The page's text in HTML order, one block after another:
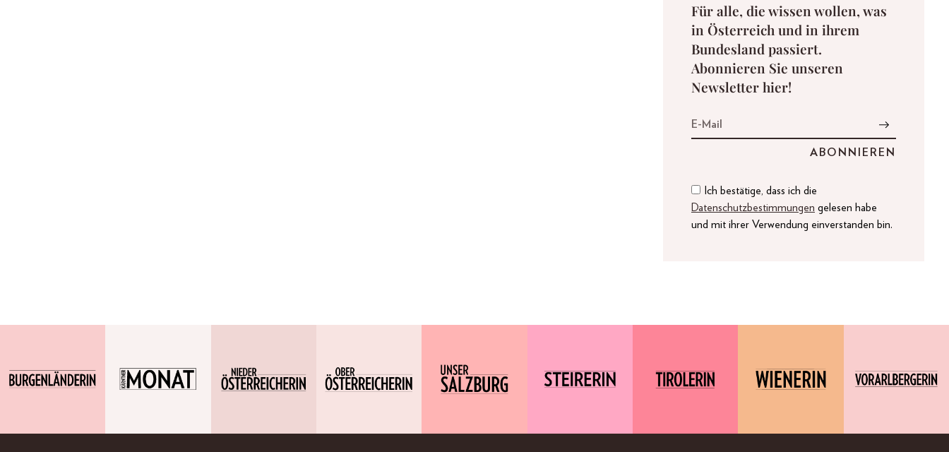
Für alle, die wissen wollen, was
in Österreich und in ihrem
Bundesland passiert.
Abonnieren Sie unseren
Newsletter hier!
Ich bestätige, dass ich die
Datenschutzbestimmungen gelesen habe
und mit ihrer Verwendung einverstanden bin.